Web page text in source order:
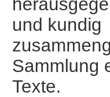
und kundig
Sammlung
Texte.